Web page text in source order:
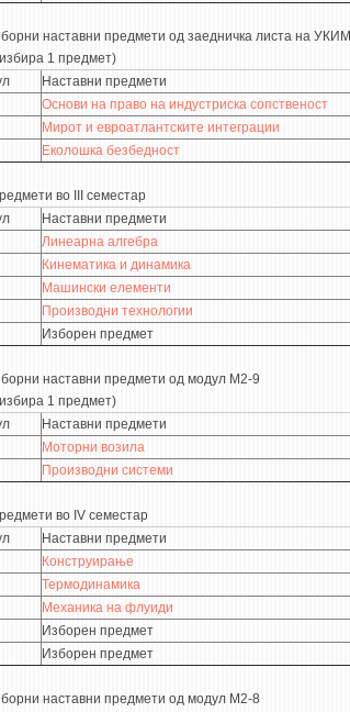
наставни предмети од заедничка листа на УКИМ
1 предмет)
Наставни предмети
Основи на право на индустриска сопственост
Мирот и евроатлантските интеграции
Еколошка безбедност
во III семестар
Наставни предмети
Линеарна алгебра
Кинематика и динамика
Машински елементи
Производни технологии
Изборен предмет
наставни предмети од модул М2-9
1 предмет)
Наставни предмети
Моторни возила
Производни системи
во IV семестар
Наставни предмети
Конструирање
Термодинамика
Механика на флуиди
Изборен предмет
Изборен предмет
наставни предмети од модул М2-8